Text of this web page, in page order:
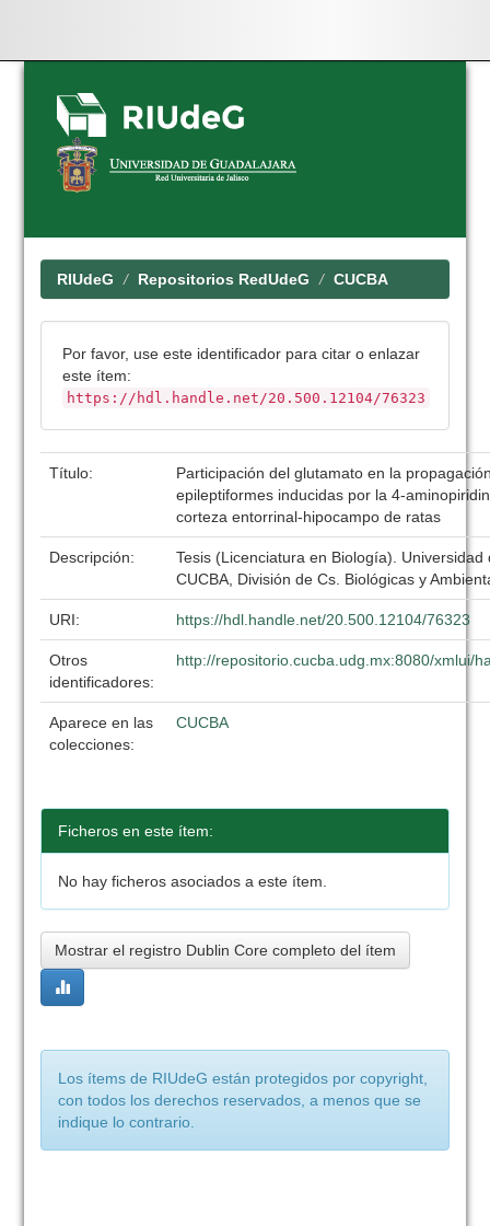
Skip
navigation
RIUdeG Repositorios RedUdeG CUCBA
Por favor, use este identificador para citar o enlazar
este ítem:
https://hdl.handle.net/20.500.12104/76323
Título:
Participación del glutamato en la
epileptiformes inducidas por la 4-
corteza entorrinal-hipocampo de ratas
Descripción:
Tesis (Licenciatura en Biología). Universidad
CUCBA, División de Cs. Biológicas y
URI: https://hdl.handle.net/20.500.12104/76323
Otros
identificadores:
http://repositorio.cucba.udg.mx:8080/xmlui/
Aparece en las
colecciones:
CUCBA
Ficheros en este ítem:
No hay ficheros asociados a este ítem.
Mostrar el registro Dublin Core completo del ítem
Los ítems de RIUdeG están protegidos por copyright,
con todos los derechos reservados, a menos que se
indique lo contrario.